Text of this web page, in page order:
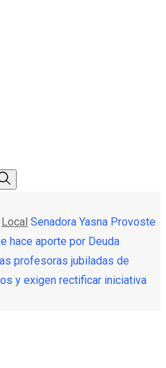
Local Senadora Yasna Provoste
hace aporte por Deuda
profesoras jubiladas de
y exigen rectificar iniciativa